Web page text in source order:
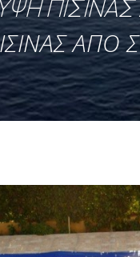
ΠΙΣΊΝΑΣ
ΑΠΌ